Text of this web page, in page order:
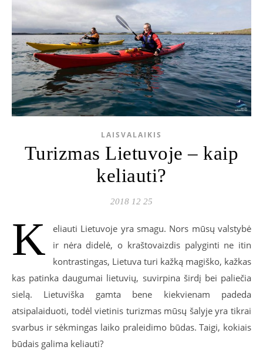
LAISVALAIKIS
Turizmas Lietuvoje – kaip
keliauti?
2018 12 25
K
eliauti Lietuvoje yra smagu. Nors mūsų valstybė
ir nėra didelė, o kraštovaizdis palyginti ne itin
kontrastingas, Lietuva turi kažką magiško, kažkas
kas patinka daugumai lietuvių, suvirpina širdį bei paliečia
sielą. Lietuviška gamta bene kiekvienam padeda
atsipalaiduoti, todėl vietinis turizmas mūsų šalyje yra tikrai
svarbus ir sėkmingas laiko praleidimo būdas. Taigi, kokiais
būdais galima keliauti?